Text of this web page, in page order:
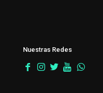
Nuestras Redes